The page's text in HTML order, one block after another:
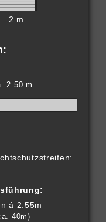
2 m
2.50 m
á 2.55m
40m)